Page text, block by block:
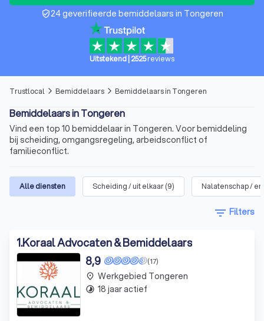
verified_user24 geverifieerde bemiddelaars in Tongeren
Uitstekend 2525reviews
Trustlocal arrow_forward_ios Bemiddelaars arrow_forward_ios Bemiddelaars in Tongeren
Bemiddelaars in Tongeren
Vind een top 10 bemiddelaar in Tongeren. Voor bemiddeling
bij scheiding, omgangsregeling, arbeidsconflict of
familieconflict.
Alle diensten Scheiding / uit elkaar(9) Nalatenschap /
filter_list Filters
1.Koraal Advocaten & Bemiddelaars
(17)
8,9
place Werkgebied Tongeren
timelapse 18 jaar actief